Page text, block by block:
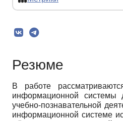
Резюме
В работе
информационной системы
учебно-познавательной
информационной системе